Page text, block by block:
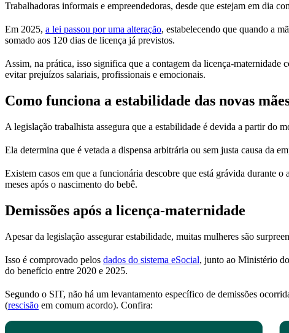
Trabalhadoras informais e empreendedoras, desde que estejam em dia
Em 2025, a lei passou por uma alteração, estabelecendo que quando a
somado aos 120 dias de licença já previstos.
Assim, na prática, isso significa que a contagem da licença-maternidade
evitar prejuízos salariais, profissionais e emocionais.
Como funciona a estabilidade das novas
A legislação trabalhista assegura que a estabilidade é devida a partir do
Ela determina que é vetada a dispensa arbitrária ou sem justa causa da
Existem casos em que a funcionária descobre que está grávida durante
meses após o nascimento do bebê.
Demissões após a licença-maternidade
Apesar da legislação assegurar estabilidade, muitas mulheres são
Isso é comprovado pelos dados do sistema eSocial, junto ao Ministério
do benefício entre 2020 e 2025.
Segundo o SIT, não há um levantamento específico de demissões
(rescisão em comum acordo). Confira: